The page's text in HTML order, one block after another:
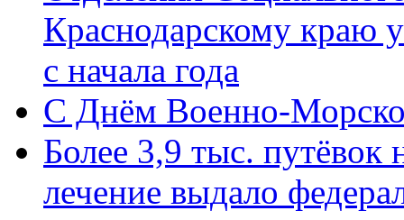
Краснодарскому краю
с начала года
C Днём Военно-
Более 3,9 тыс. путёвок
лечение выдало